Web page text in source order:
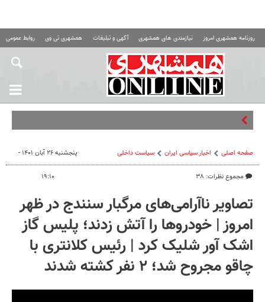
روزنامه همشهری امروز نیازمندی های همشهری آگهی و تبلیغات همشهری تی وی روابط عمومی
صفحه اصلی اخبار سیاسی ایران سیاست داخلی
مجموع نظرات: ۳۸
پنجشنبه ۲۶ آبان ۱۴۰۱ -
۱۹:۱۰
تصاویر ناآرامی‌های مرگبار سنندج در ظهر
امروز | خودروها را آتش زدند؛ پلیس گاز
اشک آور شلیک کرد | رئیس کلانتری با
چاقو مجروح شد؛ ۲ نفر کشته شدند